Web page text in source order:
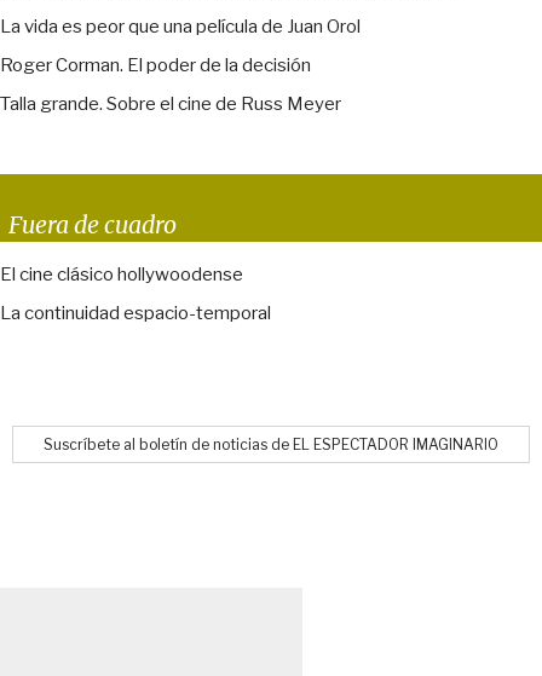
La vida es peor que una película de Juan Orol
Roger Corman. El poder de la decisión
Talla grande. Sobre el cine de Russ Meyer
Fuera de cuadro
El cine clásico hollywoodense
La continuidad espacio-temporal
Suscríbete al boletín de noticias de EL ESPECTADOR IMAGINARIO